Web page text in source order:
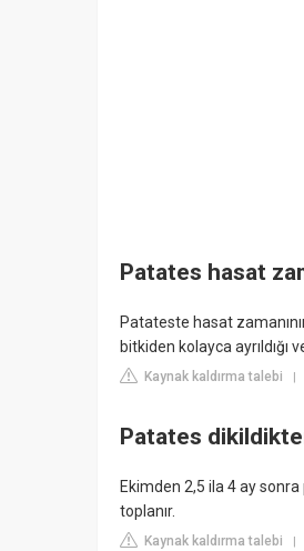
Patates hasat
Patateste hasat
bitkiden kolayca ayrıldığı
Kaynak kaldırma talebi
Patates
Ekimden 2,5 ila 4 ay
toplanır.
Kaynak kaldırma talebi